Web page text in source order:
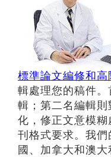
標準論文編修和高
輯處理您的稿件
輯；第二名編輯
化，修正文意模
刊格式要求。我
國、加拿大和澳大